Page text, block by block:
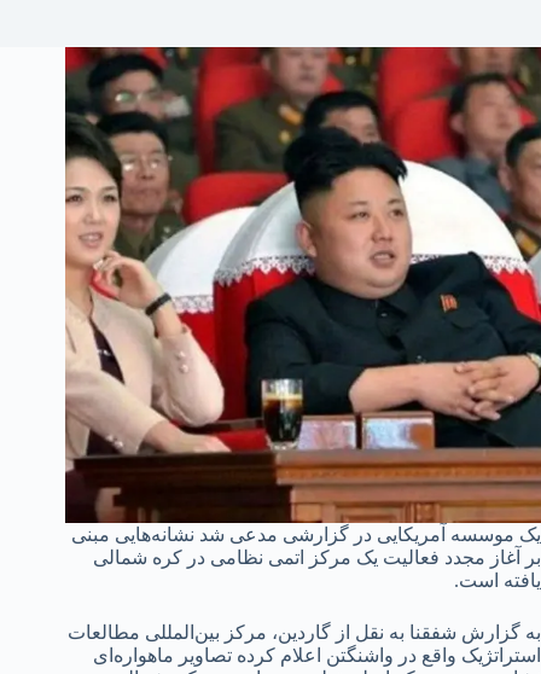
یک موسسه آمریکایی در گزارشی مدعی شد نشانه‌هایی مبنی
بر آغاز مجدد فعالیت یک مرکز اتمی نظامی در کره شمالی
یافته است.
به گزارش شفقنا به نقل از گاردین، مرکز بین‌المللی مطالعات
استراتژیک واقع در واشنگتن اعلام کرده تصاویر ماهواره‌ای